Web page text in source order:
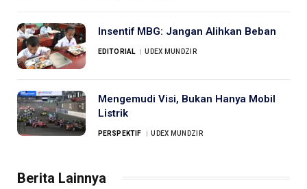
Insentif MBG: Jangan Alihkan Beban
EDITORIAL UDEX MUNDZIR
Mengemudi Visi, Bukan Hanya Mobil
Listrik
PERSPEKTIF UDEX MUNDZIR
Berita Lainnya